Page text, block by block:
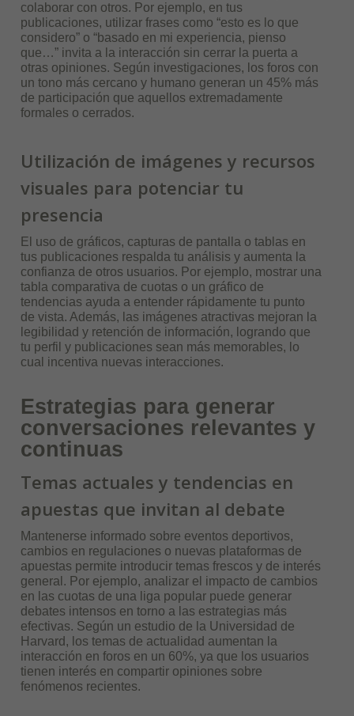
colaborar con otros. Por ejemplo, en tus
publicaciones, utilizar frases como “esto es lo que
considero” o “basado en mi experiencia, pienso
que…” invita a la interacción sin cerrar la puerta a
otras opiniones. Según investigaciones, los foros con
un tono más cercano y humano generan un 45% más
de participación que aquellos extremadamente
formales o cerrados.
Utilización de imágenes y recursos
visuales para potenciar tu
presencia
El uso de gráficos, capturas de pantalla o tablas en
tus publicaciones respalda tu análisis y aumenta la
confianza de otros usuarios. Por ejemplo, mostrar una
tabla comparativa de cuotas o un gráfico de
tendencias ayuda a entender rápidamente tu punto
de vista. Además, las imágenes atractivas mejoran la
legibilidad y retención de información, logrando que
tu perfil y publicaciones sean más memorables, lo
cual incentiva nuevas interacciones.
Estrategias para generar
conversaciones relevantes y
continuas
Temas actuales y tendencias en
apuestas que invitan al debate
Mantenerse informado sobre eventos deportivos,
cambios en regulaciones o nuevas plataformas de
apuestas permite introducir temas frescos y de interés
general. Por ejemplo, analizar el impacto de cambios
en las cuotas de una liga popular puede generar
debates intensos en torno a las estrategias más
efectivas. Según un estudio de la Universidad de
Harvard, los temas de actualidad aumentan la
interacción en foros en un 60%, ya que los usuarios
tienen interés en compartir opiniones sobre
fenómenos recientes.